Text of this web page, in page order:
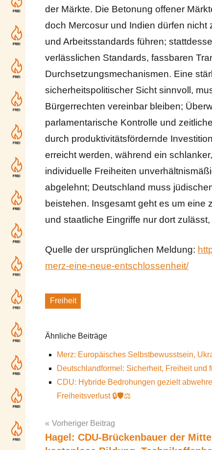
der Märkte. Die Betonung offener
doch Mercosur und Indien dürfen
und Arbeitsstandards führen;
verlässlichen Standards, fassbaren
Durchsetzungsmechanismen. Eine
sicherheitspolitischer Sicht sinnvoll,
Bürgerrechten vereinbar bleiben;
parlamentarische Kontrolle und
durch produktivitätsfördernde
erreicht werden, während ein
individuelle Freiheiten
abgelehnt; Deutschland muss
beistehen. Insgesamt geht es um eine
und staatliche Eingriffe nur dort
Quelle der ursprünglichen Meldung:
merz-eine-neue-entschlossenheit/
Schlagworte
Freiheit
Ähnliche Beiträge
Merz: Europäisches Selbstbewusstsein,
Deutschlandformel: Sicherheit, Freiheit
CDU: Hybride Bedrohungen gezielt
Freiheitsverlust 🔒🛡️⚖️
Post
Vorheriger Beitrag
Hagel: CDU-Brückenbauer der